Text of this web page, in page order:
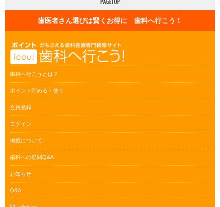
歯医者さん選びは賢くお得に 歯科へ行こう！
歯科へ行こうとは？
ポイント貯める・使う
会員登録
ログイン
掲載について
歯科への疑問Q&A
お知らせ
Q&A